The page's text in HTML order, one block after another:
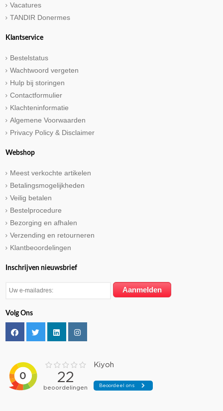
Vacatures
TANDIR Donermes
Klantservice
Bestelstatus
Wachtwoord vergeten
Hulp bij storingen
Contactformulier
Klachteninformatie
Algemene Voorwaarden
Privacy Policy & Disclaimer
Webshop
Meest verkochte artikelen
Betalingsmogelijkheden
Veilig betalen
Bestelprocedure
Bezorging en afhalen
Verzending en retourneren
Klantbeoordelingen
Inschrijven nieuwsbrief
Volg Ons